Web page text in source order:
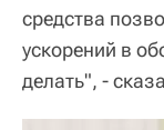
средства
ускорений в
делать", -